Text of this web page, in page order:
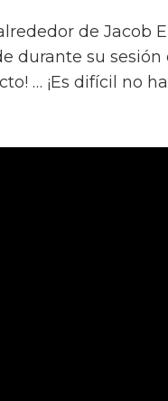
de Jacob
durante su sesión
… ¡Es difícil no